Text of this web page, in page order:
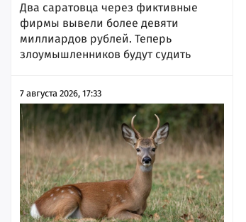
Два саратовца через фиктивные
фирмы вывели более девяти
миллиардов рублей. Теперь
злоумышленников будут судить
7 августа 2026, 17:33